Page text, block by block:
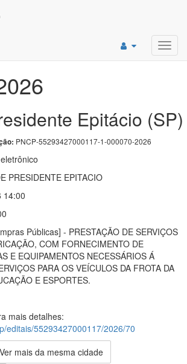
Epitácio (SP)
PNCP-55293427000117-1-000070-2026
PRESIDENTE EPITACIO
14:00
Públicas] - PRESTAÇÃO DE SERVIÇOS
COM FORNECIMENTO DE
E EQUIPAMENTOS NECESSÁRIOS Á
PARA OS VEÍCULOS DA FROTA DA
E ESPORTES.
mais detalhes:
editais/55293427000117/2026/70
Ver mais da mesma cidade